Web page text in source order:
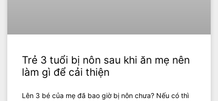
Trẻ 3 tuổi bị nôn sau khi ăn mẹ nên
làm gì để cải thiện
Lên 3 bé của mẹ đã bao giờ bị nôn chưa? Nếu có thì